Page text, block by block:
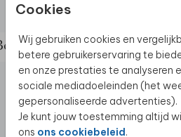
Cookies
Wij gebruiken cookies en
betere gebruikerservaring te
en onze prestaties te analyseren
sociale mediadoeleinden (het
gepersonaliseerde advertenties).
Je kunt jouw toestemming altijd
ons ons cookiebeleid.
de complete set